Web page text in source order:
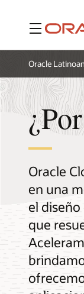
Menú
Oracle
Oracle
en una
el
que